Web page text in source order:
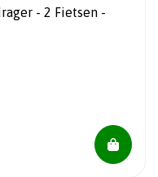
- 2 Fietsen -